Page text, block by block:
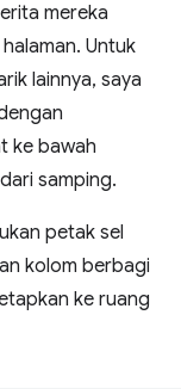
mereka
Untuk
lainnya, saya
ke bawah
samping.
petak sel
kolom berbagi
ke ruang